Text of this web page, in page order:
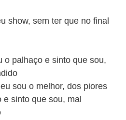
show, sem ter que no final
o palhaço e sinto que sou,
sou o melhor, dos piores
e sinto que sou, mal